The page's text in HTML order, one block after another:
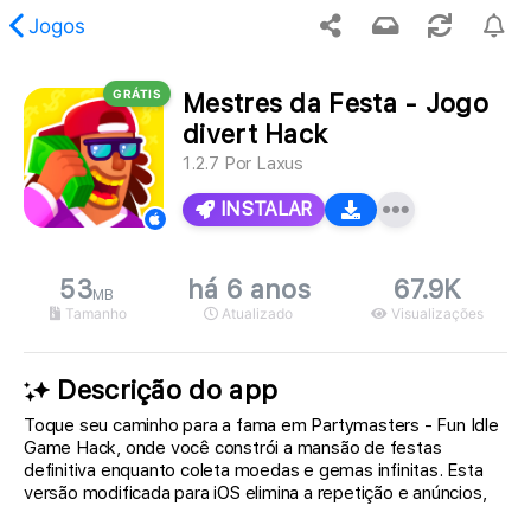
Jogos
conteúdo solicitado não foi encontrado.
GRÁTIS
Mestres da Festa - Jogo
divert Hack
1.2.7 Por Laxus
INSTALAR
53MB
Tamanho
há 6 anos
Atualizado
67.9K
Visualizações
Descrição do app
Toque seu caminho para a fama em Partymasters - Fun Idle
Game Hack, onde você constrói a mansão de festas
definitiva enquanto coleta moedas e gemas infinitas. Esta
versão modificada para iOS elimina a repetição e anúncios,